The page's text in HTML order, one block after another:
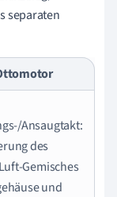
separaten
Ansaugtakt:
des
Gemisches
und